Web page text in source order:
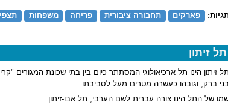
פארקים תחבורה ציבורית פריחה משפחות
תל זיתון
תל זיתון הינו תל ארכיאולוגי המסתתר כיום בין בתי שכונת המגורים
ברק, וגובהו כעשרה מטרים מעל לסביבתו.
של התל הינו צורה עברית לשם הערבי, תל אבו-זיתון.